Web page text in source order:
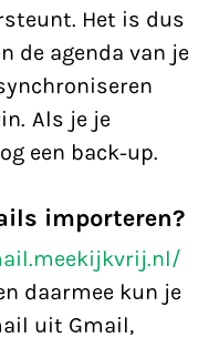
Het is dus
de agenda van je
Als je je
een back-up.
importeren?
daarmee kun je
uit Gmail,